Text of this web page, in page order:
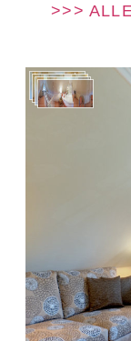
>>>